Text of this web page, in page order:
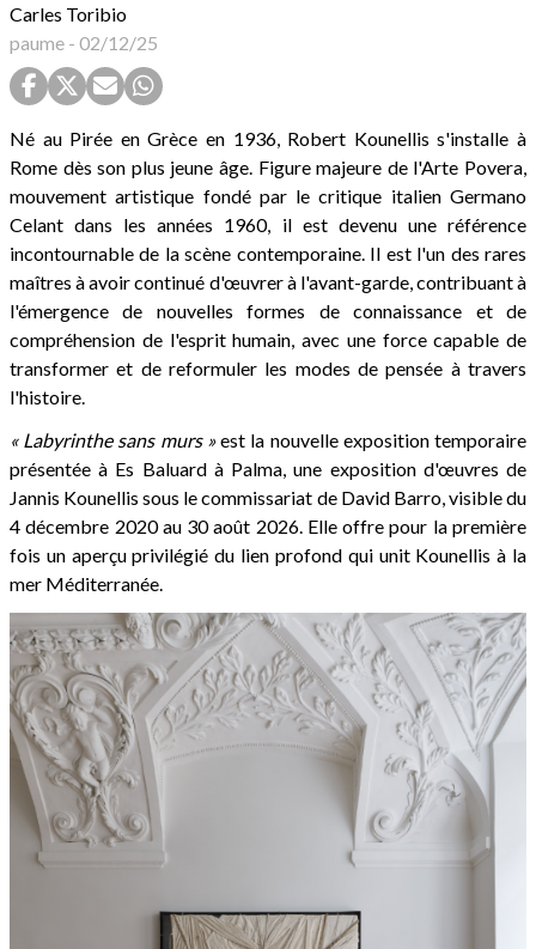
Carles Toribio
paume - 02/12/25
Né au Pirée en Grèce en 1936, Robert Kounellis s'installe à
Rome dès son plus jeune âge. Figure majeure de l'Arte Povera,
mouvement artistique fondé par le critique italien Germano
Celant dans les années 1960, il est devenu une référence
incontournable de la scène contemporaine. Il est l'un des rares
maîtres à avoir continué d'œuvrer à l'avant-garde, contribuant à
l'émergence de nouvelles formes de connaissance et de
compréhension de l'esprit humain, avec une force capable de
transformer et de reformuler les modes de pensée à travers
l'histoire.
« Labyrinthe sans murs »est la nouvelle exposition temporaire
présentée à Es Baluard à Palma, une exposition d'œuvres de
Jannis Kounellis sous le commissariat de David Barro, visible du
4 décembre 2020 au 30 août 2026. Elle offre pour la première
fois un aperçu privilégié du lien profond qui unit Kounellis à la
mer Méditerranée.